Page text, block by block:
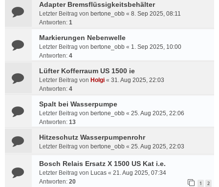
Adapter Bremsflüssigkeitsbehälter
Letzter Beitrag von bertone_obb « 8. Sep 2025, 08:11
Antworten: 1
Markierungen Nebenwelle
Letzter Beitrag von bertone_obb « 1. Sep 2025, 10:00
Antworten: 4
Lüfter Kofferraum US 1500 ie
Letzter Beitrag von Holgi « 31. Aug 2025, 22:03
Antworten: 4
Spalt bei Wasserpumpe
Letzter Beitrag von bertone_obb « 25. Aug 2025, 22:06
Antworten: 13
Hitzeschutz Wasserpumpenrohr
Letzter Beitrag von bertone_obb « 25. Aug 2025, 22:03
Bosch Relais Ersatz X 1500 US Kat i.e.
Letzter Beitrag von Lucas « 21. Aug 2025, 07:34
Antworten: 20 1 2